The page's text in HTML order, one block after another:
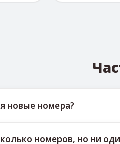
новые номера?
обновления, помогая
номеров, но ни